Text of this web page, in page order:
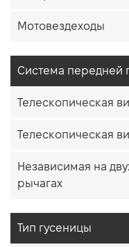
Мотовездеходы
Система передней
Телескопическая
Телескопическая
Независимая на
рычагах
Тип гусеницы